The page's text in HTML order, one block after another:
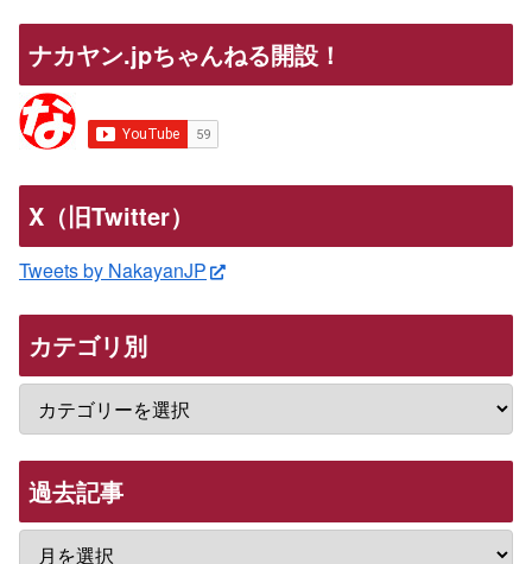
ナカヤン.jpちゃんねる開設！
X（旧Twitter）
Tweets by NakayanJP
カテゴリ別
過去記事